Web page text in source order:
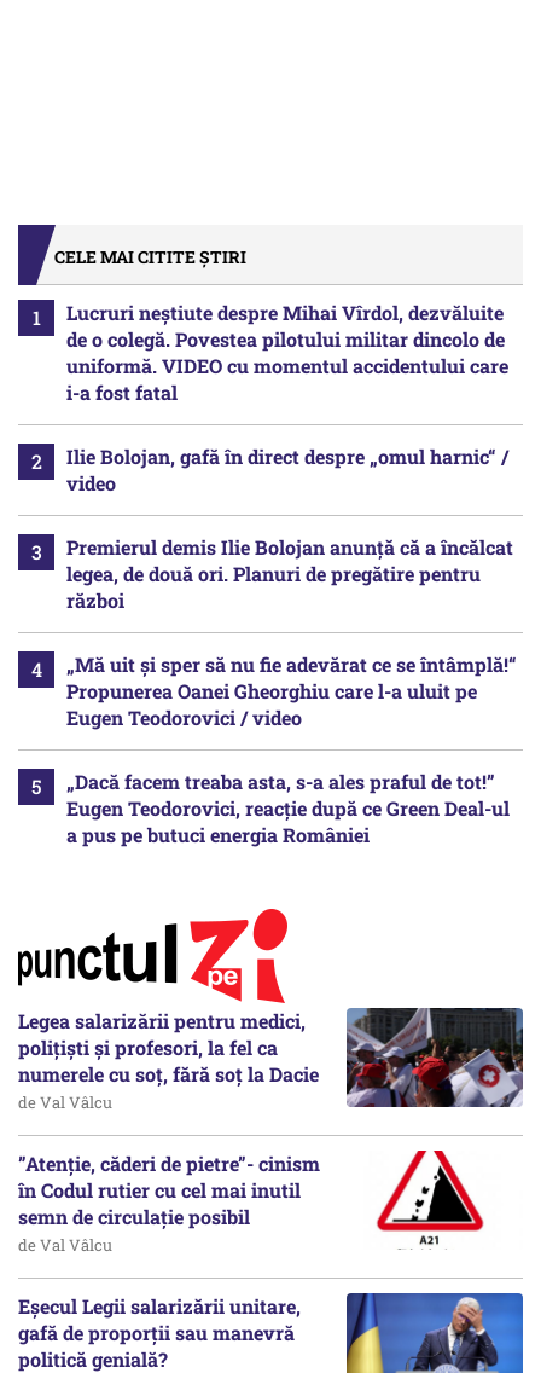
CELE MAI CITITE ȘTIRI
Lucruri neștiute despre Mihai Vîrdol, dezvăluite
de o colegă. Povestea pilotului militar dincolo de
uniformă. VIDEO cu momentul accidentului care
i-a fost fatal
Ilie Bolojan, gafă în direct despre „omul harnic“ /
video
Premierul demis Ilie Bolojan anunță că a încălcat
legea, de două ori. Planuri de pregătire pentru
război
„Mă uit și sper să nu fie adevărat ce se întâmplă!“
Propunerea Oanei Gheorghiu care l-a uluit pe
Eugen Teodorovici / video
„Dacă facem treaba asta, s-a ales praful de tot!”
Eugen Teodorovici, reacție după ce Green Deal-ul
a pus pe butuci energia României
Legea salarizării pentru medici,
polițiști și profesori, la fel ca
numerele cu soț, fără soț la Dacie
de Val Vâlcu
”Atenție, căderi de pietre”- cinism
în Codul rutier cu cel mai inutil
semn de circulație posibil
de Val Vâlcu
Eșecul Legii salarizării unitare,
gafă de proporții sau manevră
politică genială?